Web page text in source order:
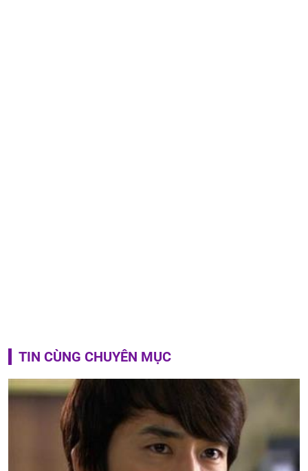
TIN CÙNG CHUYÊN MỤC